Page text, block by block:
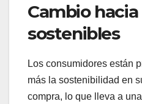
Cambio
sostenibles
Los consumidores están
más la sostenibilidad en
compra, lo que lleva a